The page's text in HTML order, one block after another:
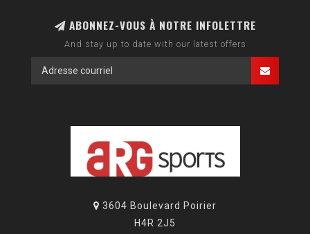
ABONNEZ-VOUS À NOTRE INFOLETTRE
And stay up to date with our latest offers
3604 Boulevard Poirier
H4R 2J5